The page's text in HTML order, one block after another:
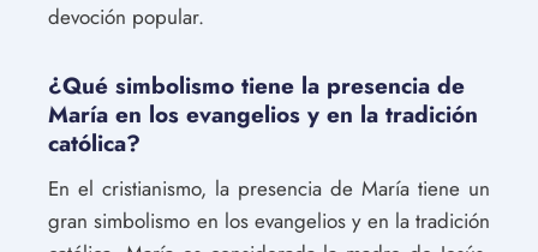
devoción popular.
¿Qué simbolismo tiene la presencia de
María en los evangelios y en la tradición
católica?
En el cristianismo, la presencia de María tiene un
gran simbolismo en los evangelios y en la tradición